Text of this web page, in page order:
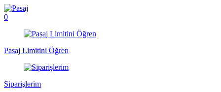
0
Pasaj Limitini Öğren
Siparişlerim